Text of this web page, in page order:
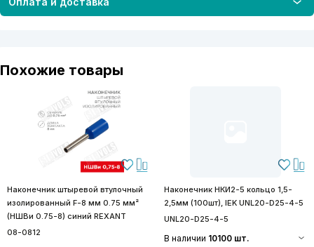
Похожие товары
Наконечник штыревой втулочный
изолированный F-8 мм 0.75 мм²
(НШВи 0.75-8) синий REXANT
08-0812
Наконечник НКИ2-5 кольцо 1,5-
2,5мм (100шт), IEK UNL20-D25-4-5
UNL20-D25-4-5
В наличии 10100 шт.